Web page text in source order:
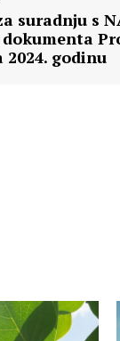
suradnju s
godinu